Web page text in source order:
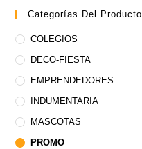
Categorías Del Producto
COLEGIOS
DECO-FIESTA
EMPRENDEDORES
INDUMENTARIA
MASCOTAS
PROMO